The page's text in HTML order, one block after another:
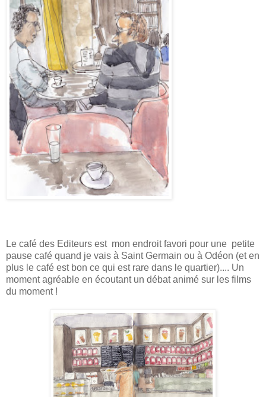
Le café des Editeurs est mon endroit favori pour une petite
pause café quand je vais à Saint Germain ou à Odéon (et en
plus le café est bon ce qui est rare dans le quartier).... Un
moment agréable en écoutant un débat animé sur les films
du moment !